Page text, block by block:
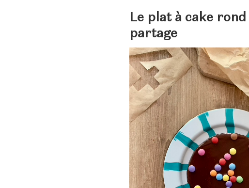
Le plat à cake
partage